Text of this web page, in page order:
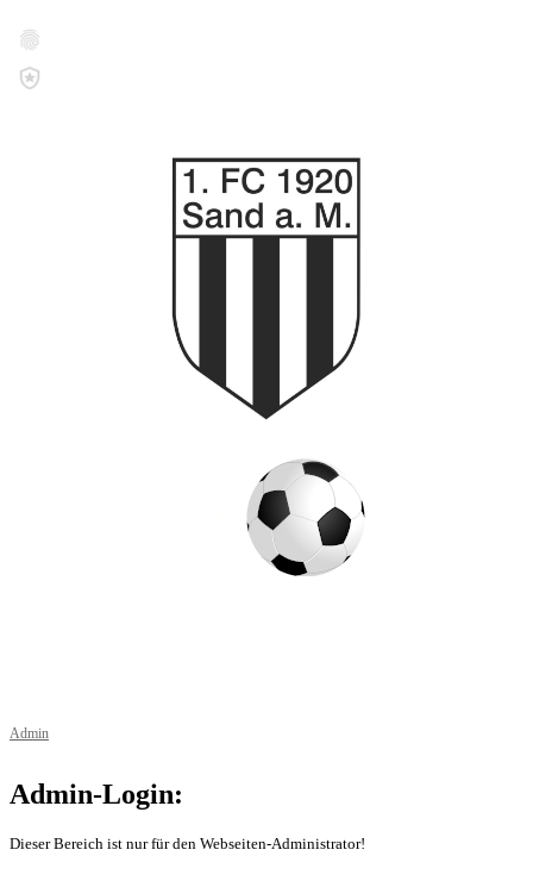
Admin
Admin-Login:
Dieser Bereich ist nur für den Webseiten-Administrator!